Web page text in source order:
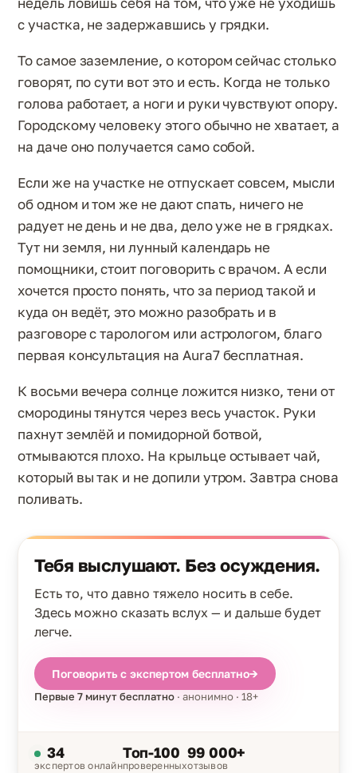
с участка, не задержавшись у грядки.
То самое заземление, о котором сейчас столько
говорят, по сути вот это и есть. Когда не только
голова работает, а ноги и руки чувствуют опору.
Городскому человеку этого обычно не хватает, а
на даче оно получается само собой.
Если же на участке не отпускает совсем, мысли
об одном и том же не дают спать, ничего не
радует не день и не два, дело уже не в грядках.
Тут ни земля, ни лунный календарь не
помощники, стоит поговорить с врачом. А если
хочется просто понять, что за период такой и
куда он ведёт, это можно разобрать и в
разговоре с тарологом или астрологом, благо
первая консультация на Aura7 бесплатная.
К восьми вечера солнце ложится низко, тени от
смородины тянутся через весь участок. Руки
пахнут землёй и помидорной ботвой,
отмываются плохо. На крыльце остывает чай,
который вы так и не допили утром. Завтра снова
поливать.
Тебя выслушают. Без осуждения.
Есть то, что давно тяжело носить в себе.
Здесь можно сказать вслух — и дальше будет
легче.
Поговорить с экспертом бесплатно→
Первые 7 минут бесплатно · анонимно · 18+
34
экспертов онлайн
Топ-100
проверенных
99 000+
отзывов